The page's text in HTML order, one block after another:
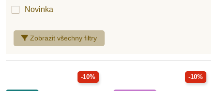
Zobrazit všechny filtry
Novinka
-10% -10%